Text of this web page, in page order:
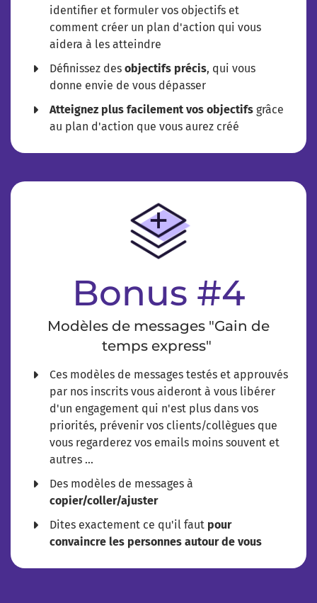
identifier et formuler vos objectifs et
comment créer un plan d'action qui vous
aidera à les atteindre
​Définissez des objectifs précis, qui vous
donne envie de vous dépasser
Atteignez plus facilement vos objectifs grâce
au plan d'action que vous aurez créé
Bonus #4
Modèles de messages "Gain de
temps express"
​Ces modèles de messages testés et approuvés
par nos inscrits vous aideront à vous libérer
d'un engagement qui n'est plus dans vos
priorités, prévenir vos clients/collègues que
vous regarderez vos emails moins souvent et
autres ...
Des modèles de messages à
copier/coller/ajuster
​Dites exactement ce qu'il faut pour
convaincre les personnes autour de vous